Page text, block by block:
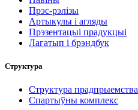
Прэс-рэлізы
Артыкулы і агляды
Прэзентацыі прадукцыі
Лагатып і брэндбук
Структура
Структура прадпрыемства
Спартыўны комплекс